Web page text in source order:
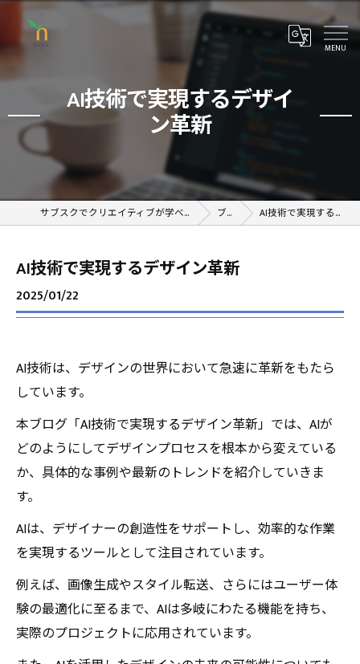
AI技術で実現するデザイ
ン革新
サブスクでクリエイティブが学べるオンラインスクール ブログ AI技術で実現するデザイン革新
AI技術で実現するデザイン革新
2025/01/22
AI技術は、デザインの世界において急速に革新をもたら
しています。
本ブログ「AI技術で実現するデザイン革新」では、AIが
どのようにしてデザインプロセスを根本から変えている
か、具体的な事例や最新のトレンドを紹介していきま
す。
AIは、デザイナーの創造性をサポートし、効率的な作業
を実現するツールとして注目されています。
例えば、画像生成やスタイル転送、さらにはユーザー体
験の最適化に至るまで、AIは多岐にわたる機能を持ち、
実際のプロジェクトに応用されています。